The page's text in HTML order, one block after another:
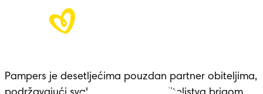
Pampers je desetljećima pouzdan partner obiteljima,